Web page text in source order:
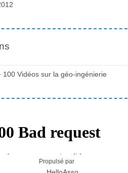
100 Vidéos sur la géo-ingénierie
Propulsé par